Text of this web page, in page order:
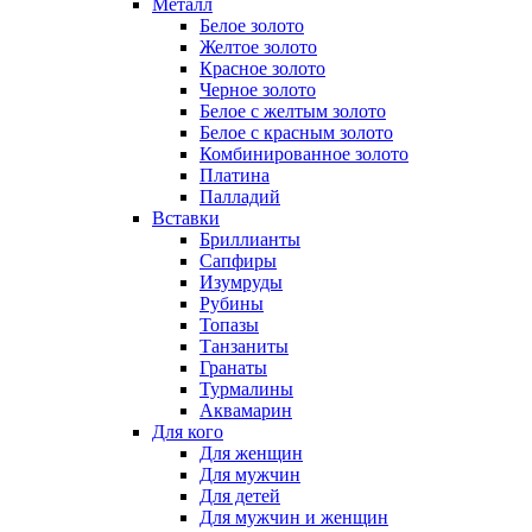
Металл
Белое золото
Желтое золото
Красное золото
Черное золото
Белое с желтым золото
Белое с красным золото
Комбинированное золото
Платина
Палладий
Вставки
Бриллианты
Сапфиры
Изумруды
Рубины
Топазы
Танзаниты
Гранаты
Турмалины
Аквамарин
Для кого
Для женщин
Для мужчин
Для детей
Для мужчин и женщин